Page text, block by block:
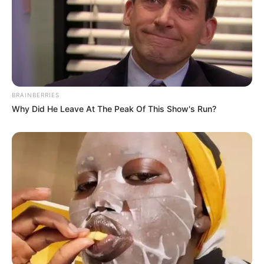
Όλα τα κείμενα και οι εικόνες είναι πνευματική ιδιοκτησία του
ΝΙΚΟΛΑΟΣ ΑΝΑΞΙΜΑΝΔΡΟΣ. Aπαγορεύεται η αναπαραγωγή, η
αναδημοσίευση και η τροποποίησή τους χωρίς προηγούμενη
BRAINBERRIES
Why Did He Leave At The Peak Of This Show's Run?